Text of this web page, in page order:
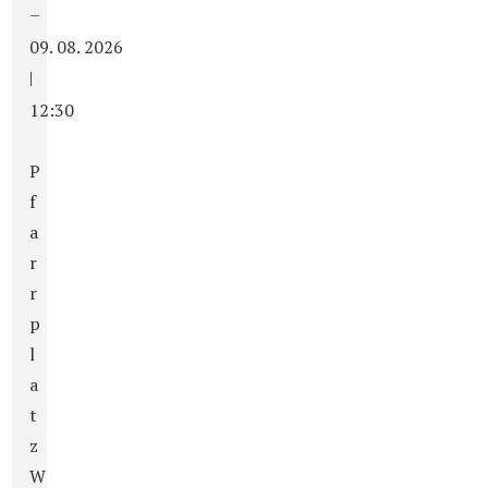
–
09. 08. 2026
|
12:30
P
f
a
r
r
p
l
a
t
z
W